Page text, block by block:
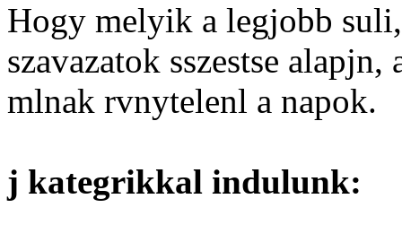
Hogy melyik a legjobb
szavazatok sszestse
mlnak rvnytelenl a napok.
j kategrikkal indulunk: